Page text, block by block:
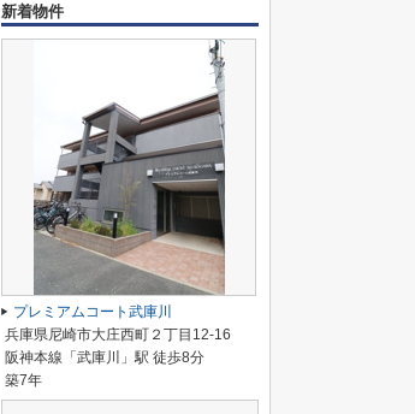
新着物件
プレミアムコート武庫川
兵庫県尼崎市大庄西町２丁目12-16
阪神本線「武庫川」駅 徒歩8分
築7年